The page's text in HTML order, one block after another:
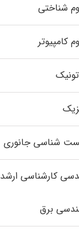
شناختی
کامپیوتر
شناسی جانوری
کارشناسی ارشد
برق